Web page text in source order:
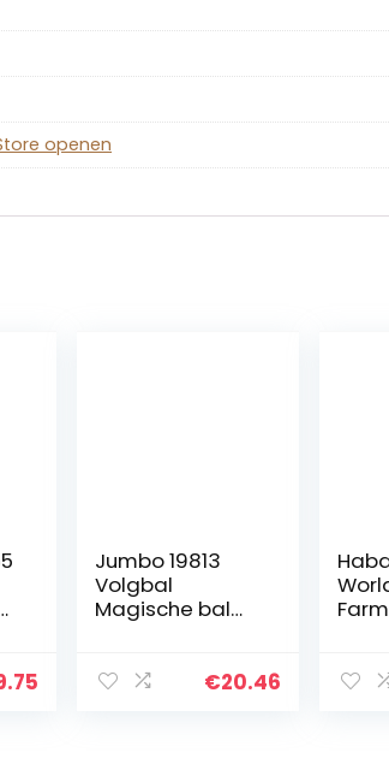
openen
Jumbo 19813
Volgbal
Magische bal
6 maanden€20.46